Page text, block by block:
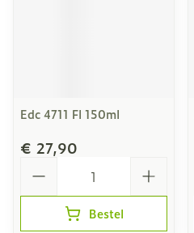
Edc 4711 Fl 150ml
€ 27,90
Bestel